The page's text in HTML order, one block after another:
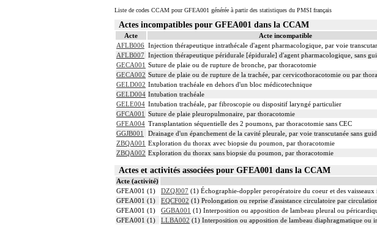
Liste de codes CCAM pour GFEA001 générée à partir des statistiques du PMSI français
Actes incompatibles pour GFEA001 dans la CCAM
Acte
Acte incompatible
AFLB006 Injection thérapeutique intrathécale d'agent pharmacologique, par voie
AFLB007 Injection thérapeutique péridurale [épidurale] d'agent pharmacologique, sans
GECA001 Suture de plaie ou de rupture de bronche, par thoracotomie
GECA002 Suture de plaie ou de rupture de la trachée, par cervicothoracotomie ou par
GELD002 Intubation trachéale en dehors d'un bloc médicotechnique
GELD004 Intubation trachéale
GELE004 Intubation trachéale, par fibroscopie ou dispositif laryngé particulier
GFCA001 Suture de plaie pleuropulmonaire, par thoracotomie
GFEA004 Transplantation séquentielle des 2 poumons, par thoracotomie sans CEC
GGJB001
Drainage d'un épanchement de la cavité pleurale, par voie transcutanée sans
ZBQA001 Exploration du thorax avec biopsie du poumon, par thoracotomie
ZBQA002 Exploration du thorax sans biopsie du poumon, par thoracotomie
Actes et activités associées pour GFEA001 dans la CCAM
Acte (activité)
GFEA001 (1)
DZQJ007 (1) Échographie-doppler peropératoire du coeur et des
GFEA001 (1)
EQCF002 (1) Prolongation ou reprise d'assistance circulatoire par
GFEA001 (1)
GGBA001 (1) Interposition ou apposition de lambeau pleural ou
GFEA001 (1)
LLBA002 (1) Interposition ou apposition de lambeau diaphragmatique ou